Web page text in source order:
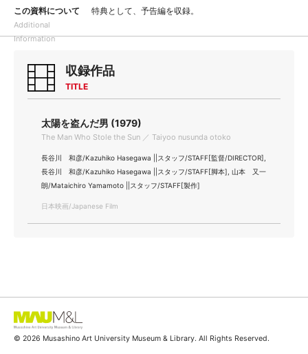
この資料について
Additional
Information
特典として、予告編を収録。
収録作品
TITLE
太陽を盗んだ男 (1979)
The Man Who Stole the Sun ／ Taiyoo nusunda otoko
長谷川 和彦/Kazuhiko Hasegawa ||スタッフ/STAFF[監督/DIRECTOR],
長谷川 和彦/Kazuhiko Hasegawa ||スタッフ/STAFF[脚本], 山本 又一
朗/Mataichiro Yamamoto ||スタッフ/STAFF[製作]
日本映画/Japanese Film
© 2026 Musashino Art University Museum & Library. All Rights Reserved.